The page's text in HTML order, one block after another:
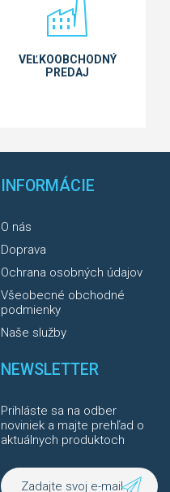
VEĽKOOBCHODNÝ
PREDAJ
INFORMÁCIE
O nás
Doprava
Ochrana osobných údajov
Všeobecné obchodné
podmienky
Naše služby
NEWSLETTER
Prihláste sa na odber
noviniek a majte prehľad o
aktuálnych produktoch